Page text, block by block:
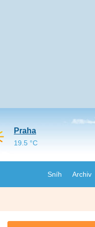
Sníh Archiv
Praha
19.5 °C